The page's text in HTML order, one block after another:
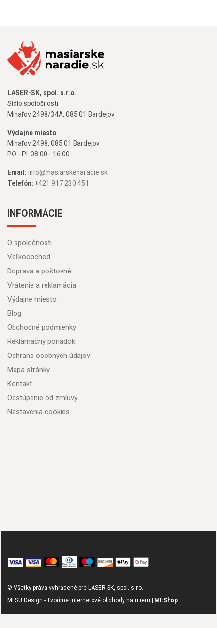
LASER-SK, spol. s.r.o.
Sídlo spoločnosti:
Mihaľov 2498/34A, 085 01 Bardejov
Výdajné miesto
Mihaľov 2498, 085 01 Bardejov
PO - PI: 08:00 - 16:00
Email: info@masiarskenaradie.sk
Telefón: +421 917 230 451
INFORMÁCIE
O spoločnosti
Veľkoobchod
Doprava a poštovné
Vrátenie a reklamácia
Výdajné miesto
Blog
Obchodné podmienky
Reklamačný poriadok
Ochrana osobných údajov
Mapa stránky
Kontakt
Odstúpenie od zmluvy
Nastavenia cookies
© Všetky práva vyhradené pre LASER-SK, spol. s.r.o.
MI:SU Design - Tvoríme internetové obchody na mieru |
MI:Shop